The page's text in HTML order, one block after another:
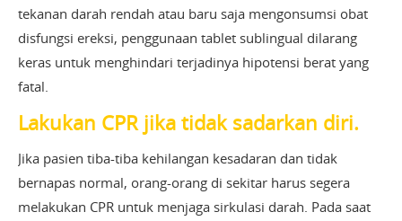
tekanan darah rendah atau baru saja mengonsumsi obat
disfungsi ereksi, penggunaan tablet sublingual dilarang
keras untuk menghindari terjadinya hipotensi berat yang
fatal.
Lakukan CPR jika tidak sadarkan diri.
Jika pasien tiba-tiba kehilangan kesadaran dan tidak
bernapas normal, orang-orang di sekitar harus segera
melakukan CPR untuk menjaga sirkulasi darah. Pada saat